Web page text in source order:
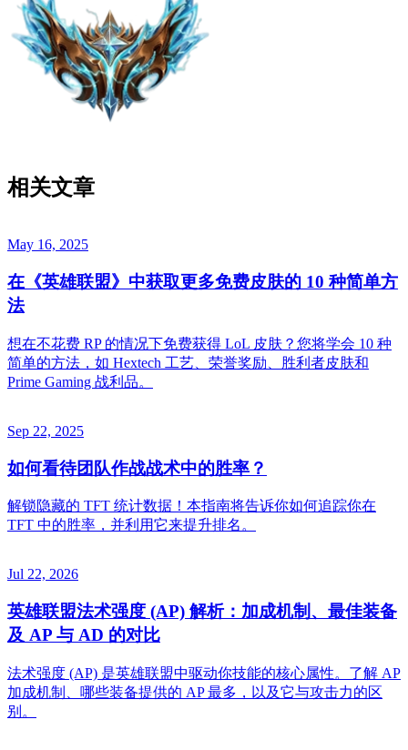
相关文章
May 16, 2025
在《英雄联盟》中获取更多免费皮肤的 10 种简单方
法
想在不花费 RP 的情况下免费获得 LoL 皮肤？您将学会 10 种
简单的方法，如 Hextech 工艺、荣誉奖励、胜利者皮肤和
Prime Gaming 战利品。
Sep 22, 2025
如何看待团队作战战术中的胜率？
解锁隐藏的 TFT 统计数据！本指南将告诉你如何追踪你在
TFT 中的胜率，并利用它来提升排名。
Jul 22, 2026
英雄联盟法术强度 (AP) 解析：加成机制、最佳装备
及 AP 与 AD 的对比
法术强度 (AP) 是英雄联盟中驱动你技能的核心属性。了解 AP
加成机制、哪些装备提供的 AP 最多，以及它与攻击力的区
别。